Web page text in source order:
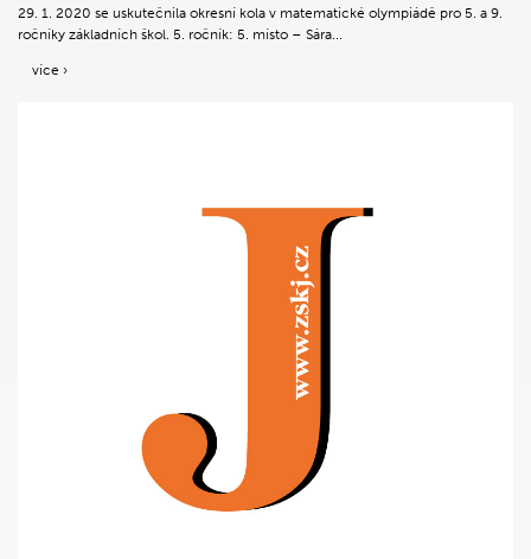
29. 1. 2020 se uskutečnila okresní kola v matematické olympiádě pro 5. a 9.
ročníky základních škol. 5. ročník: 5. místo – Sára...
více ›